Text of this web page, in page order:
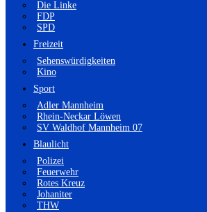
Die Linke
FDP
SPD
Freizeit
Sehenswürdigkeiten
Kino
Sport
Adler Mannheim
Rhein-Neckar Löwen
SV Waldhof Mannheim 07
Blaulicht
Polizei
Feuerwehr
Rotes Kreuz
Johaniter
THW